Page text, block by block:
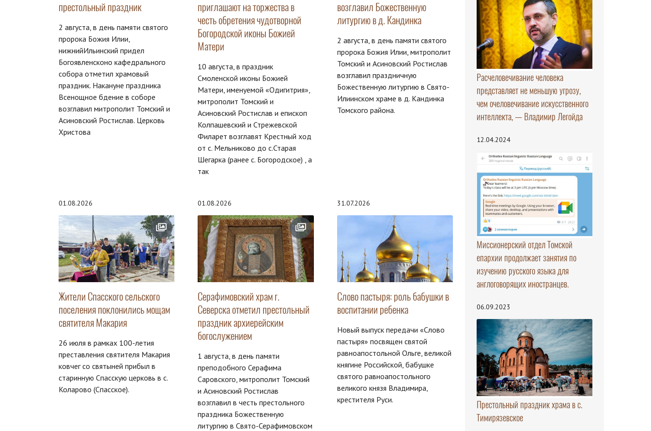
престольный праздник
2 августа, в день памяти святого
пророка Божия Илии,
нижнийИльинский придел
Богоявленсконо кафедрального
собора отметил храмовый
праздник. Накануне праздника
Всенощное бдение в соборе
возглавил митрополит Томский и
Асиновский Ростислав. Церковь
Христова
приглашают на торжества в
честь обретения чудотворной
Богородской иконы Божией
Матери
10 августа, в праздник
Смоленской иконы Божией
Матери, именуемой «Одигитрия»,
митрополит Томский и
Асиновский Ростислав и епископ
Колпашевский и Стрежевской
Филарет возглавят Крестный ход
от с. Мельниково до с.Старая
Шегарка (ранее с. Богородское) , а
так
возглавил Божественную
литургию в д. Кандинка
2 августа, в день памяти святого
пророка Божия Илии, митрополит
Томский и Асиновский Ростислав
возглавил праздничную
Божественную литургию в Свято-
Илиинском храме в д. Кандинка
Томского района.
01.08.2026
Жители Спасского сельского
поселения поклонились мощам
святителя Макария
26 июля в рамках 100-летия
преставления святителя Макария
ковчег со святыней прибыл в
старинную Спасскую церковь в с.
Коларово (Спасское).
01.08.2026
Серафимовский храм г.
Северска отметил престольный
праздник архиерейским
богослужением
1 августа, в день памяти
преподобного Серафима
Саровского, митрополит Томский
и Асиновский Ростислав
возглавил в честь престольного
праздника Божественную
литургию в Свято-Серафимовском
31.07.2026
Слово пастыря: роль бабушки в
воспитании ребенка
Новый выпуск передачи «Слово
пастыря» посвящен святой
равноапостольной Ольге, великой
княгине Российской, бабушке
святого равноапостольного
великого князя Владимира,
крестителя Руси.
Расчеловечивание человека
представляет не меньшую угрозу,
чем очеловечивание искусственного
интеллекта, — Владимир Легойда
12.04.2024
Миссионерский отдел Томской
епархии продолжает занятия по
изучению русского языка для
англоговорящих иностранцев.
06.09.2023
Престольный праздник храма в с.
Тимирязевское